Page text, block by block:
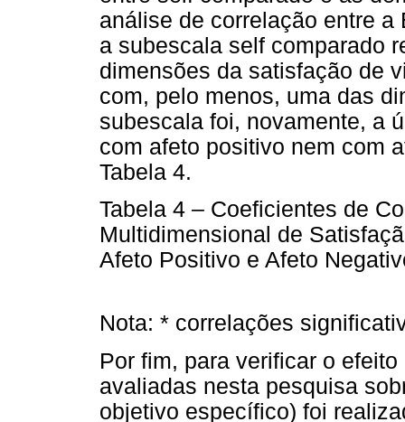
análise de correlação entre
a subescala self comparado
dimensões da satisfação de
com, pelo menos, uma das
subescala foi, novamente, a
com afeto positivo nem com
Tabela 4.
Tabela 4 – Coeficientes de
Multidimensional de
Afeto Positivo e Afeto
Nota: * correlações
Por fim, para verificar o
avaliadas nesta pesquisa
objetivo específico) foi